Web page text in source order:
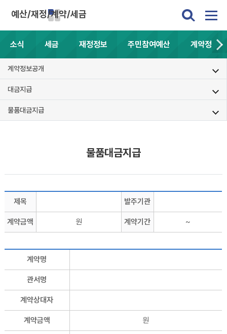
예산/재정/계약/세금
소식 세금 재정정보 주민참여예산 계약정보
계약정보공개
대금지급
물품대금지급
물품대금지급
제목 발주기관
계약금액 원 계약기간 ~
계약명
관서명
계약상대자
계약금액 원